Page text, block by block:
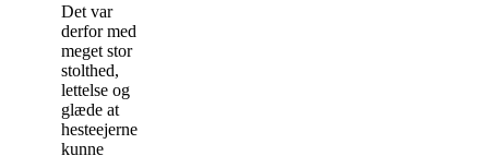
Det var
derfor med
meget stor
stolthed,
lettelse og
glæde at
hesteejerne
kunne